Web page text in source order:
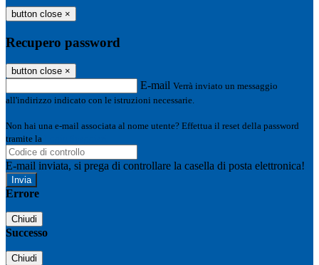
button close ×
Recupero password
button close ×
E-mail Verrà inviato un messaggio
all'indirizzo indicato con le istruzioni necessarie.
Non hai una e-mail associata al nome utente? Effettua il reset della password
tramite la
E-mail inviata, si prega di controllare la casella di posta elettronica!
Errore
Chiudi
Successo
Chiudi